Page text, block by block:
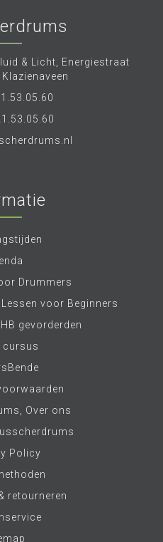
& Licht, Energiestraat
Drummers
voor Beginners
gevorderden
cursus
Over ons
Policy
retourneren